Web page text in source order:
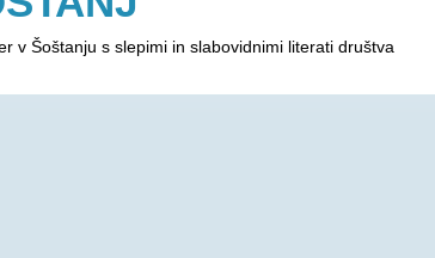
v Šoštanju s slepimi in slabovidnimi literati društva